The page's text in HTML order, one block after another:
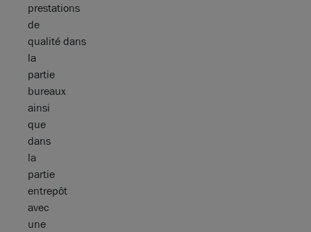
prestations
de
qualité dans
la
partie
bureaux
ainsi
que
dans
la
partie
entrepôt
avec
une